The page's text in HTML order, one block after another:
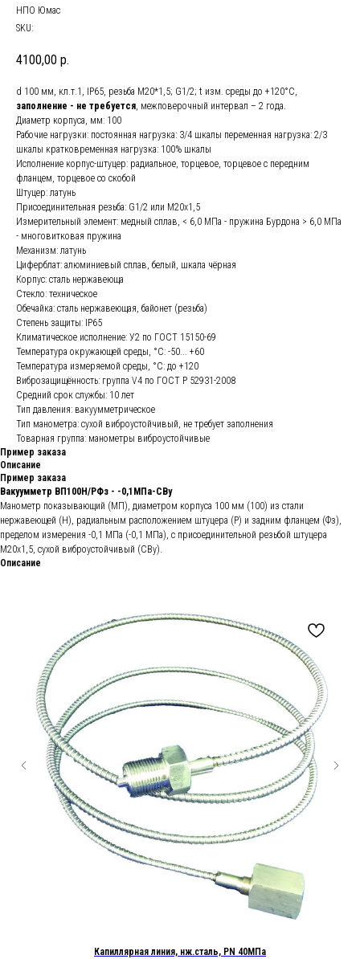
НПО Юмас
SKU:
4100,00 р.
d 100 мм, кл.т.1, IP65, резьба М20*1,5; G1/2; t изм. среды до +120°С,
заполнение - не требуется , межповерочный интервал – 2 года.
Диаметр корпуса, мм: 100
Рабочие нагрузки: постоянная нагрузка: 3/4 шкалы переменная нагрузка: 2/3
шкалы кратковременная нагрузка: 100% шкалы
Исполнение корпус-штуцер: радиальное, торцевое, торцевое с передним
фланцем, торцевое со скобой
Штуцер: латунь
Присоединительная резьба: G1/2 или М20х1,5
Измерительный элемент: медный сплав, < 6,0 МПа - пружина Бурдона > 6,0 МПа
- многовитковая пружина
Механизм: латунь
Циферблат: алюминиевый сплав, белый, шкала чёрная
Корпус: сталь нержавеюща
Стекло: техническое
Обечайка: сталь нержавеющая, байонет (резьба)
Степень защиты: IP65
Климатическое исполнение: У2 по ГОСТ 15150-69
Температура окружающей среды, °С: -50... +60
Температура измеряемой среды, °С: до +120
Виброзащищённость: группа V4 по ГОСТ Р 52931-2008
Средний срок службы: 10 лет
Тип давления: вакуумметрическое
Тип манометра: сухой виброустойчивый, не требует заполнения
Товарная группа: манометры виброустойчивые
Пример заказа
Описание
Пример заказа
Вакуумметр ВП100Н/РФз - -0,1МПа-СВу
Манометр показывающий (МП), диаметром корпуса 100 мм (100) из стали
нержавеющей (Н), радиальным расположением штуцера (Р) и задним фланцем (Фз),
пределом измерения -0,1 МПа (-0,1 МПа), с присоединительной резьбой штуцера
М20х1,5, сухой виброустойчивый (СВу).
Описание
Капиллярная линия, нж.сталь, PN 40МПа